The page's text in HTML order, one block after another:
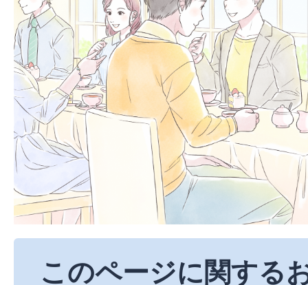
このページに関する